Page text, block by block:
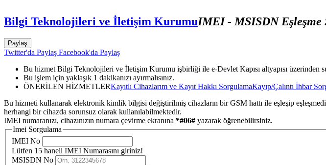
Bilgi Teknolojileri ve İletişim KurumuIMEI - MSISDN Eşleşme
Paylaş
Twitter'da Paylaş Facebook'da Paylaş
Bu hizmet Bilgi Teknolojileri ve İletişim Kurumu işbirliği ile e-Devlet Kapısı altyapısı üzerinden
Bu işlem için yaklaşık 1 dakikanızı ayırmalısınız.
ÖNERİLEN HİZMETLERKayıtlı Cihazlarım ve Kayıt Hakkı SorgulamaKayıp/Çalıntı İhbar
Bu hizmeti kullanarak elektronik kimlik bilgisi değiştirilmiş cihazların bir GSM hattı ile eşleşip
herhangi bir cihazda sorunsuz olarak kullanılabilmektedir.
IMEI numaranızı, cihazınızın numara çevirme ekranına *#06# yazarak öğrenebilirsiniz.
Imei Sorgulama
IMEI No
Lütfen 15 haneli IMEI Numarasını giriniz!
MSISDN No